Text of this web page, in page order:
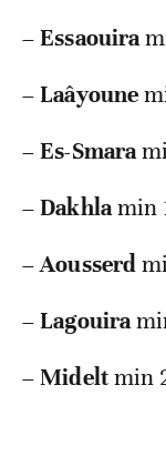
–Essaouira
–Laâyoune
–Es-Smara
–Dakhlamin
–Aousserd
–Lagouira
–Mideltmin